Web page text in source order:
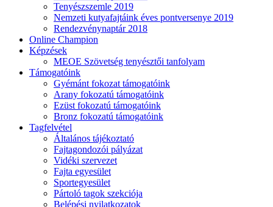
Tenyészszemle 2019
Nemzeti kutyafajtáink éves pontversenye 2019
Rendezvénynaptár 2018
Online Champion
Képzések
MEOE Szövetség tenyésztői tanfolyam
Támogatóink
Gyémánt fokozat támogatóink
Arany fokozatú támogatóink
Ezüst fokozatú támogatóink
Bronz fokozatú támogatóink
Tagfelvétel
Általános tájékoztató
Fajtagondozói pályázat
Vidéki szervezet
Fajta egyesület
Sportegyesület
Pártoló tagok szekciója
Belépési nyilatkozatok